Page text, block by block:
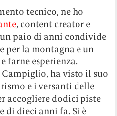
tecnico, ne ho
, content creator e
paio di anni condivide
per la montagna e un
farne esperienza.
ha visto il suo
e i versanti delle
accogliere dodici piste
di dieci anni fa. Si è